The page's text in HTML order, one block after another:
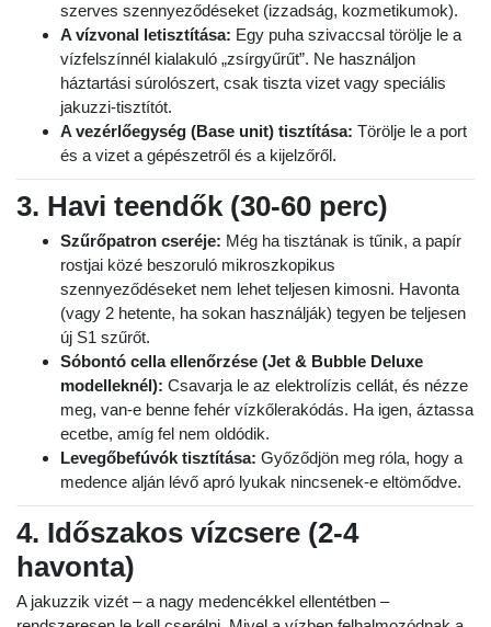
szerves szennyeződéseket (izzadság, kozmetikumok).
A vízvonal letisztítása: Egy puha szivaccsal törölje le a
vízfelszínnél kialakuló „zsírgyűrűt”. Ne használjon
háztartási súrolószert, csak tiszta vizet vagy speciális
jakuzzi-tisztítót.
A vezérlőegység (Base unit) tisztítása: Törölje le a port
és a vizet a gépészetről és a kijelzőről.
3. Havi teendők (30-60 perc)
Szűrőpatron cseréje: Még ha tisztának is tűnik, a papír
rostjai közé beszoruló mikroszkopikus
szennyeződéseket nem lehet teljesen kimosni. Havonta
(vagy 2 hetente, ha sokan használják) tegyen be teljesen
új S1 szűrőt.
Sóbontó cella ellenőrzése (Jet & Bubble Deluxe
modelleknél): Csavarja le az elektrolízis cellát, és nézze
meg, van-e benne fehér vízkőlerakódás. Ha igen, áztassa
ecetbe, amíg fel nem oldódik.
Levegőbefúvók tisztítása: Győződjön meg róla, hogy a
medence alján lévő apró lyukak nincsenek-e eltömődve.
4. Időszakos vízcsere (2-4
havonta)
A jakuzzik vizét – a nagy medencékkel ellentétben –